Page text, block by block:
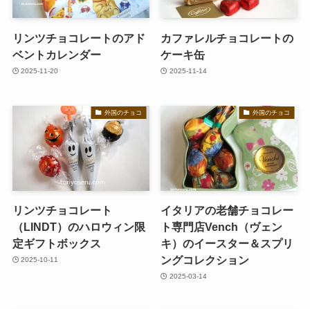
リンツチョコレートのアド
ベントカレンダー
2025-11-20
カファレルチョコレートの
ケーキ缶
2025-11-14
外国のチョコ
リンツチョコレート
（LINDT）のハロウィン限
定ギフトボックス
2025-10-11
外国のチョコ
イタリアの老舗チョコレー
ト専門店Vench（ヴェン
キ）のイースター＆スプリ
ングコレクション
2025-03-14